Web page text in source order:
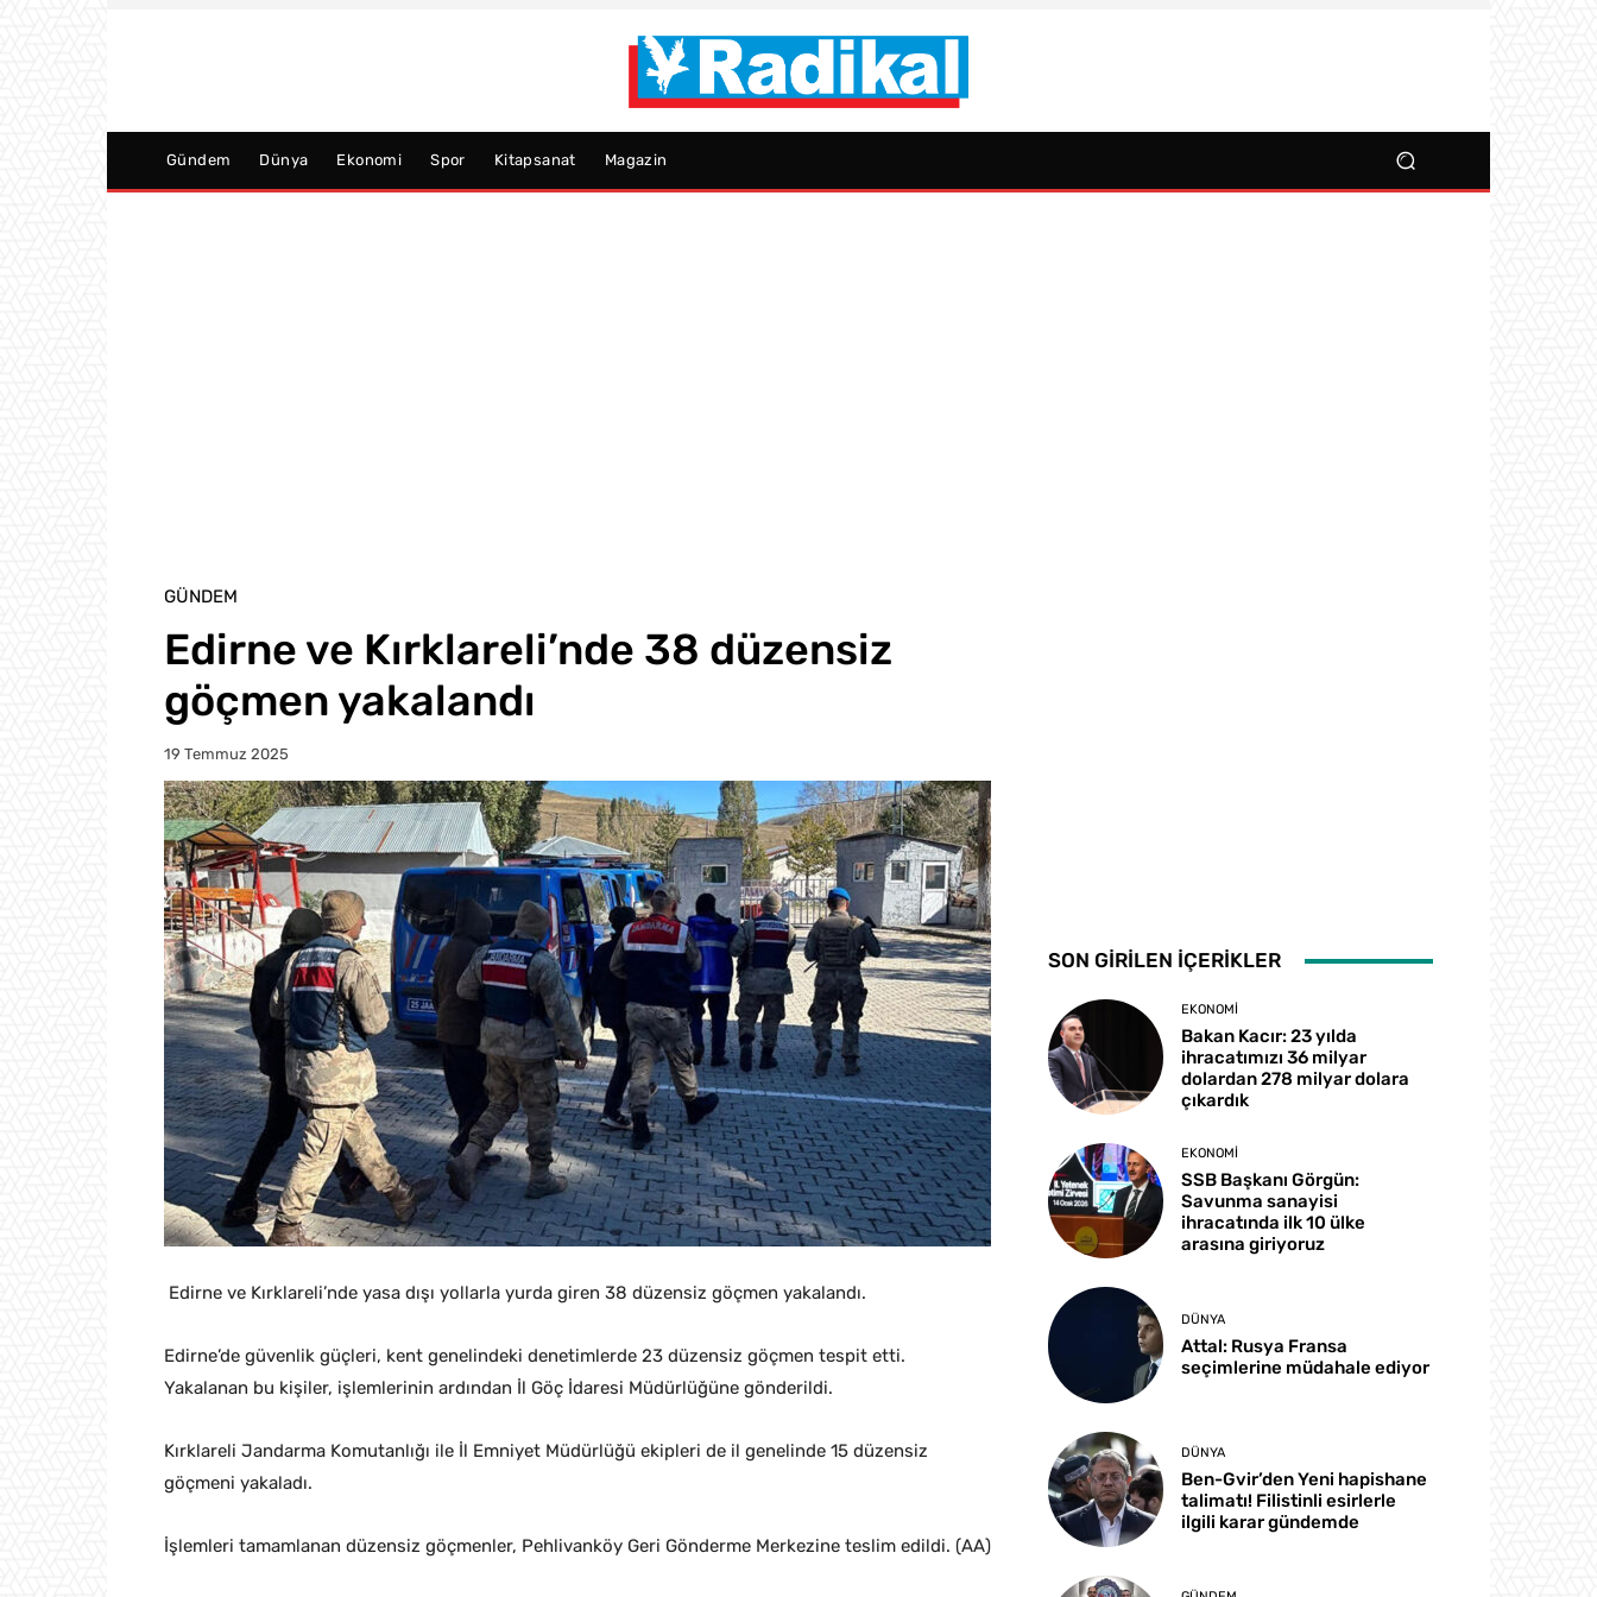
Gündem Dünya Ekonomi Spor Kitapsanat Magazin
GÜNDEM
Edirne ve Kırklareli’nde 38 düzensiz
göçmen yakalandı
19 Temmuz 2025
Edirne ve Kırklareli’nde yasa dışı yollarla yurda giren 38 düzensiz göçmen yakalandı.
Edirne’de güvenlik güçleri, kent genelindeki denetimlerde 23 düzensiz göçmen tespit etti.
Yakalanan bu kişiler, işlemlerinin ardından İl Göç İdaresi Müdürlüğüne gönderildi.
Kırklareli Jandarma Komutanlığı ile İl Emniyet Müdürlüğü ekipleri de il genelinde 15 düzensiz
göçmeni yakaladı.
İşlemleri tamamlanan düzensiz göçmenler, Pehlivanköy Geri Gönderme Merkezine teslim edildi. (AA)
SON GİRİLEN İÇERİKLER
EKONOMI
Bakan Kacır: 23 yılda
ihracatımızı 36 milyar
dolardan 278 milyar dolara
çıkardık
EKONOMI
SSB Başkanı Görgün:
Savunma sanayisi
ihracatında ilk 10 ülke
arasına giriyoruz
DÜNYA
Attal: Rusya Fransa
seçimlerine müdahale ediyor
DÜNYA
Ben-Gvir’den Yeni hapishane
talimatı! Filistinli esirlerle
ilgili karar gündemde